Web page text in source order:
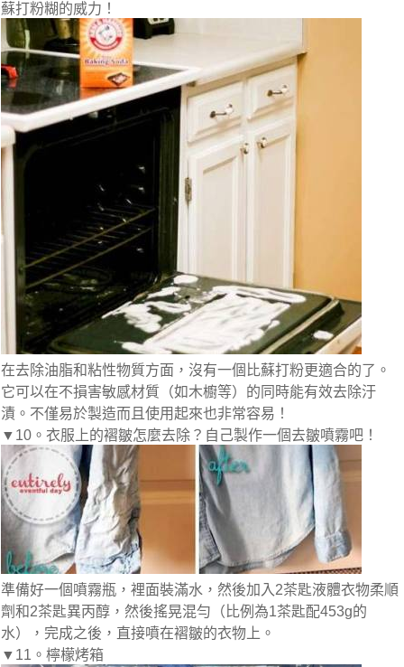
蘇打粉糊的威力！
在去除油脂和粘性物質方面，沒有一個比蘇打粉更適合的了。
它可以在不損害敏感材質（如木櫥等）的同時能有效去除汙
漬。不僅易於製造而且使用起來也非常容易！
▼10。衣服上的褶皺怎麼去除？自己製作一個去皺噴霧吧！
準備好一個噴霧瓶，裡面裝滿水，然後加入2茶匙液體衣物柔順
劑和2茶匙異丙醇，然後搖晃混勻（比例為1茶匙配453g的
水），完成之後，直接噴在褶皺的衣物上。
▼11。檸檬烤箱